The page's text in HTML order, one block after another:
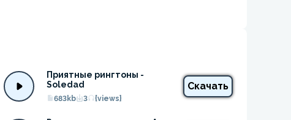
Приятные рингтоны -
Soledad
683kb 3 {views}
Скачать